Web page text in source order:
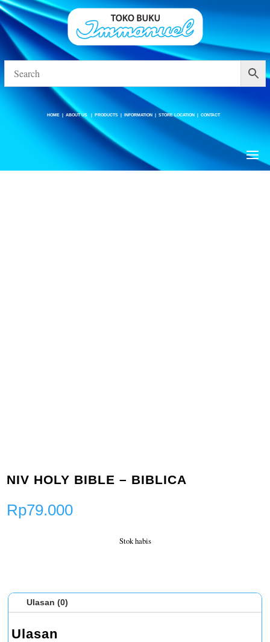
ABOUT US |STORE LOCATION
HOME |ABOUT US |PRODUCTS |INFORMATION |STORE LOCATION |CONTACT
NIV HOLY BIBLE – BIBLICA
Rp79.000
Stok habis
Ulasan (0)
Ulasan